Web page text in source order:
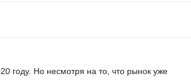
году. Но несмотря на то, что рынок уже